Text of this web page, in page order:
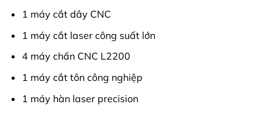
1 máy cắt dây CNC
1 máy cắt laser công suất lớn
4 máy chấn CNC L2200
1 máy cắt tôn công nghiệp
1 máy hàn laser precision